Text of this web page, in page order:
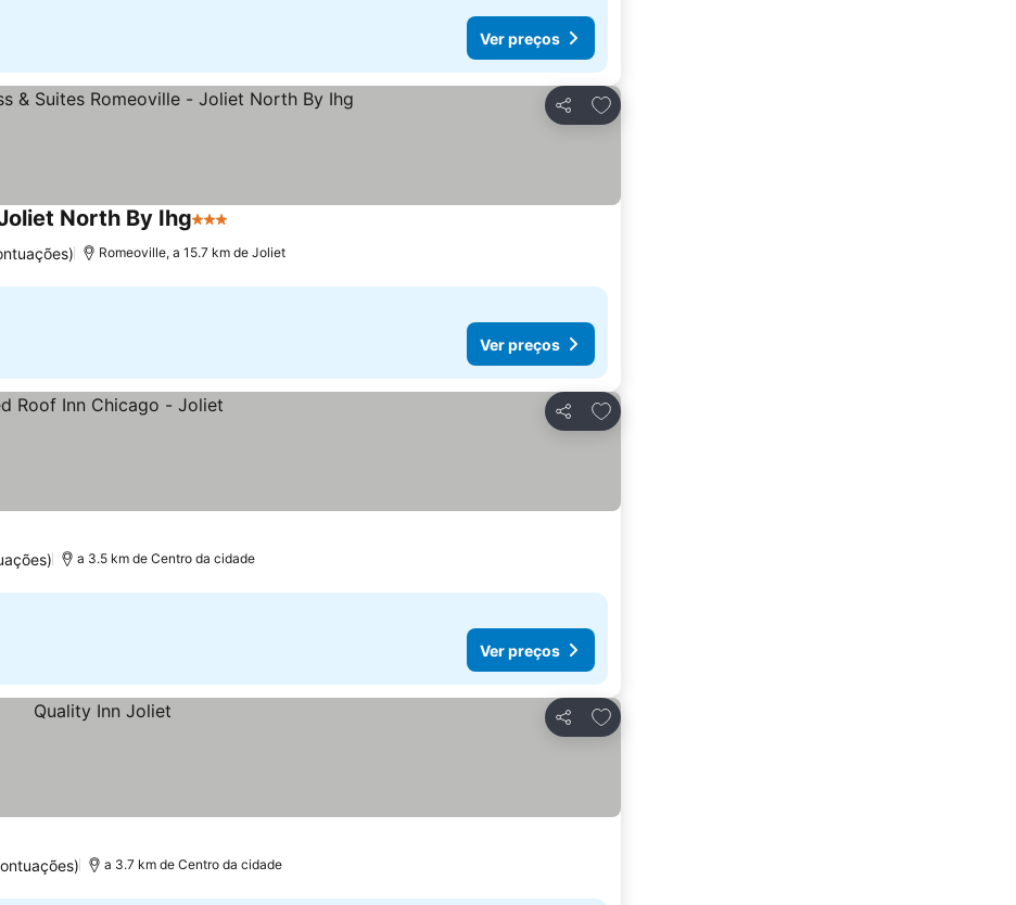
Ver preços
Partilhar
Adicionar aos favoritos
North By Ihg3 Estrelas
Romeoville, a 15.7 km de Joliet
Ver preços
Partilhar
Adicionar aos favoritos
a 3.5 km de Centro da cidade
Ver preços
Partilhar
Adicionar aos favoritos
a 3.7 km de Centro da cidade